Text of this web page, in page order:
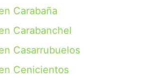
Carabaña
Carabanchel
Casarrubuelos
Cenicientos